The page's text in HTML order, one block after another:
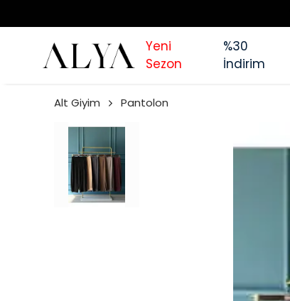
Yeni
Sezon
%30
İndirim
Alt Giyim Pantolon